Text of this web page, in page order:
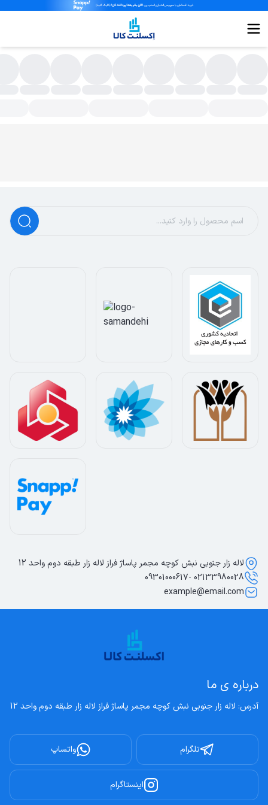
درباره ی ما
آدرس: لاله زار جنوبی نبش کوچه مجمر پاساژ فراز لاله زار طبقه دوم واحد 12
تلگرام واتساپ
اینستاگرام
لاله زار جنوبی نبش کوچه مجمر پاساژ فراز لاله زار طبقه دوم واحد 12
02133980028 -09301000617
example@email.com